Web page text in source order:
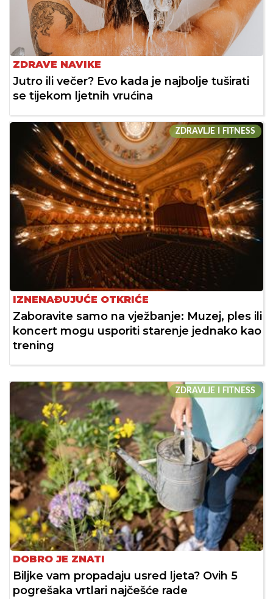
ZDRAVE NAVIKE
Jutro ili večer? Evo kada je najbolje tuširati
se tijekom ljetnih vrućina
ZDRAVLJE I FITNESS
IZNENAĐUJUĆE OTKRIĆE
Zaboravite samo na vježbanje: Muzej, ples ili
koncert mogu usporiti starenje jednako kao
trening
ZDRAVLJE I FITNESS
DOBRO JE ZNATI
Biljke vam propadaju usred ljeta? Ovih 5
pogrešaka vrtlari najčešće rade